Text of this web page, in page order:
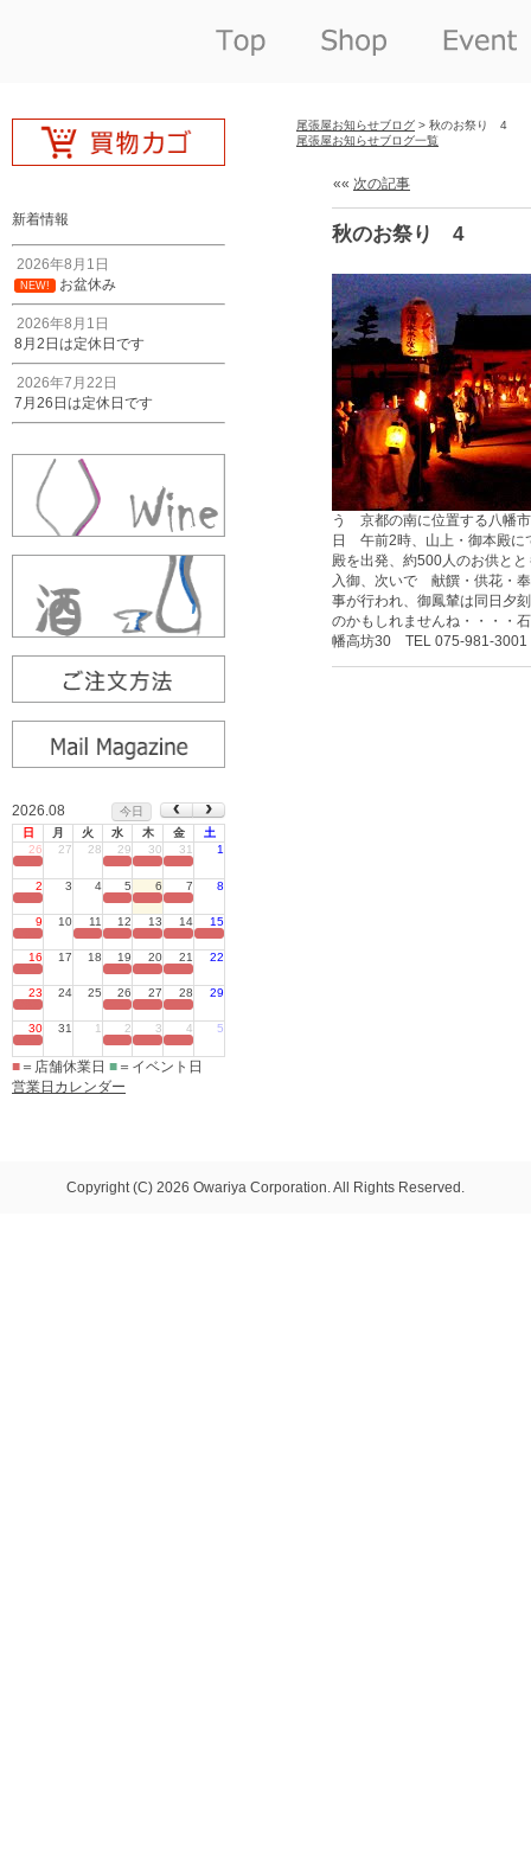
新着情報
2026年8月1日
NEW! お盆休み
2026年8月1日
8月2日は定休日です
2026年7月22日
7月26日は定休日です
2026.08
今日
日
月 火 水 木 金
土
26
27 28 29 30 31 1
2 3 4 5 6 7 8
9 10 11 12 13 14 15
16 17 18 19 20 21 22
23 24 25 26 27 28 29
30 31 1 2 3 4 5
■ ＝店舗休業日 ■ ＝イベント日
営業日カレンダー
尾張屋お知らせブログ > 秋のお祭り 4
尾張屋お知らせブログ一覧
«« 次の記事
秋のお祭り 4
う 京都の南に位置する八幡
日 午前2時、山上・御本殿
殿を出発、約500人のお供
入御、次いで 献饌・供花・
事が行われ、御鳳輦は同日夕
のかもしれませんね・・・・
幡高坊30 TEL 075-981-3001
Copyright (C) 2026 Owariya Corporation. All Rights Reserved.